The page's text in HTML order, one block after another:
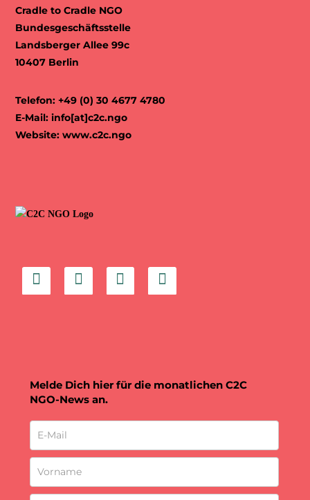
Cradle to Cradle NGO
Bundesgeschäftsstelle
Landsberger Allee 99c
10407 Berlin
Telefon: +49 (0) 30 4677 4780
E-Mail:info[at]c2c.ngo
Website:www.c2c.ngo
Melde Dich hier für die monatlichen C2C
NGO-News an.